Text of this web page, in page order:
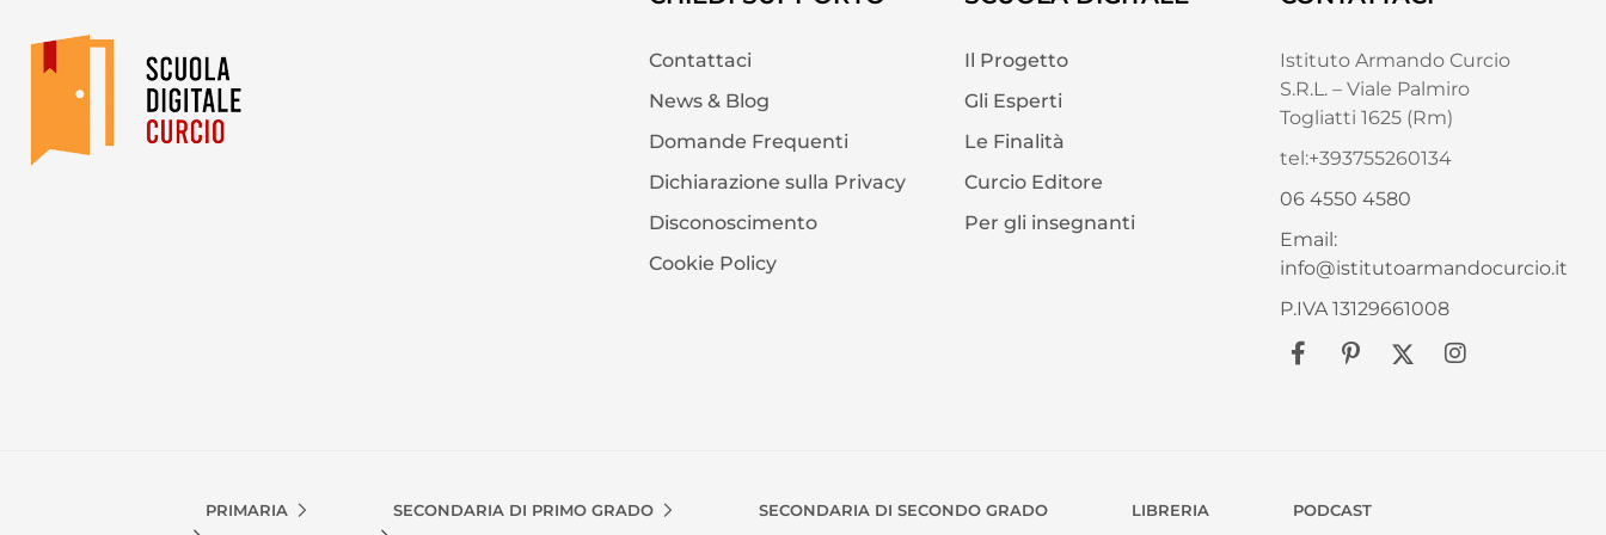
Contattaci
News & Blog
Domande Frequenti
Dichiarazione sulla Privacy
Disconoscimento
Cookie Policy
Il Progetto
Gli Esperti
Le Finalità
Curcio Editore
Per gli insegnanti
Istituto Armando Curcio
S.R.L. – Viale Palmiro
Togliatti 1625 (Rm)
tel:+393755260134
06 4550 4580
Email:
info@istitutoarmandocurcio.it
P.IVA 13129661008
PRIMARIA SECONDARIA DI PRIMO GRADO SECONDARIA DI SECONDO GRADO LIBRERIA PODCAST